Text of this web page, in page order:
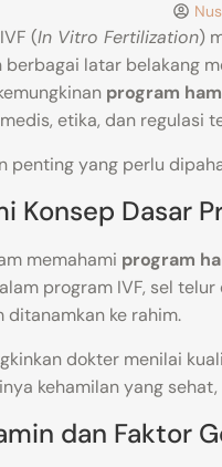
(In Vitro Fertilization)
berbagai latar belakang
program
etika, dan regulasi
penting yang perlu
Konsep Dasar
memahami program
program IVF, sel
ke rahim.
dokter menilai
kehamilan yang
dan Faktor